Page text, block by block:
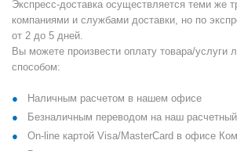
Экспресс-доставка осуществляется теми же
компаниями и службами доставки, но по
от 2 до 5 дней.
Вы можете произвести оплату товара/
способом:
Наличным расчетом в нашем офисе
Безналичным переводом на наш
On-line картой Visa/MasterCard в офисе